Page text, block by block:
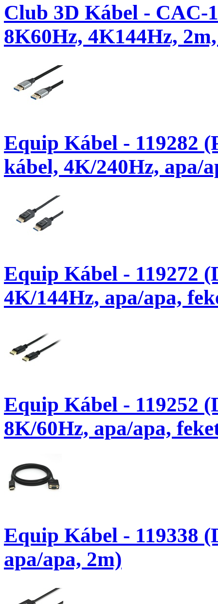
Club 3D Kábel - CAC-
8K60Hz, 4K144Hz,
Equip Kábel - 119282
kábel, 4K/240Hz, apa/
Equip Kábel - 119272
4K/144Hz, apa/apa,
Equip Kábel - 119252
8K/60Hz, apa/apa,
Equip Kábel - 119338
apa/apa, 2m)